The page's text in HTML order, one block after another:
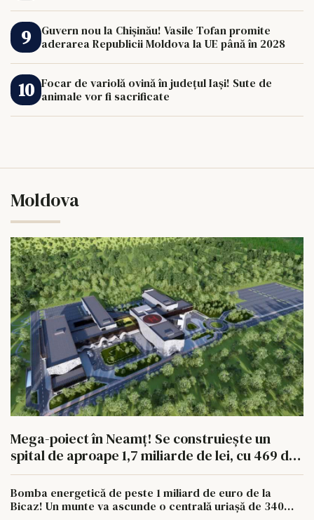
Guvern nou la Chișinău! Vasile Tofan promite
aderarea Republicii Moldova la UE până în 2028
Focar de variolă ovină în județul Iași! Sute de
animale vor fi sacrificate
Moldova
Mega-poiect în Neamț! Se construiește un
spital de aproape 1,7 miliarde de lei, cu 469 de
paturi
Bomba energetică de peste 1 miliard de euro de la
Bicaz! Un munte va ascunde o centrală uriașă de 340